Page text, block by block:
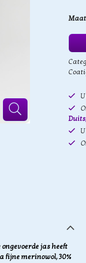
jas heeft
fijne merinowol, 30%